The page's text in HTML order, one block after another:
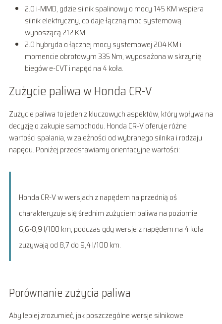
2.0 i-MMD, gdzie silnik spalinowy o mocy 145 KM wspiera
silnik elektryczny, co daje łączną moc systemową
wynoszącą 212 KM.
2.0 hybryda o łącznej mocy systemowej 204 KM i
momencie obrotowym 335 Nm, wyposażona w skrzynię
biegów e-CVT i napęd na 4 koła.
Zużycie paliwa w Honda CR-V
Zużycie paliwa to jeden z kluczowych aspektów, który wpływa na
decyzję o zakupie samochodu. Honda CR-V oferuje różne
wartości spalania, w zależności od wybranego silnika i rodzaju
napędu. Poniżej przedstawiamy orientacyjne wartości:
Honda CR-V w wersjach z napędem na przednią oś
charakteryzuje się średnim zużyciem paliwa na poziomie
6,6-8,9 l/100 km, podczas gdy wersje z napędem na 4 koła
zużywają od 8,7 do 9,4 l/100 km.
Porównanie zużycia paliwa
Aby lepiej zrozumieć, jak poszczególne wersje silnikowe